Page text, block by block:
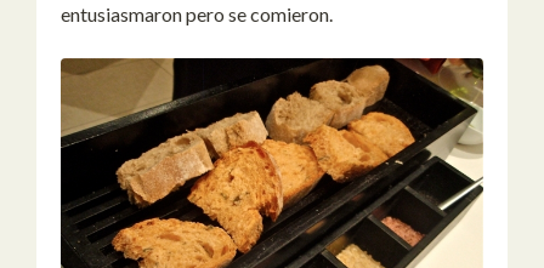
entusiasmaron pero se comieron.